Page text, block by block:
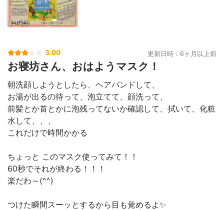
3.00 更新日時：6ヶ月以上前
お寝坊さん、おはようマスク！
朝洗顔しようとしたら、ヘアバンドして、
お湯が出るの待って、泡立てて、顔洗って、
前髪とか首とかに泡残ってないか確認して、拭いて、化粧
水して、、、
これだけで時間かかる
ちょっと このマスク使ってみて！！
60秒でそれが終わる！！！
楽だわ～(^^)
つけた瞬間スーッとするから目も覚めるよ✨